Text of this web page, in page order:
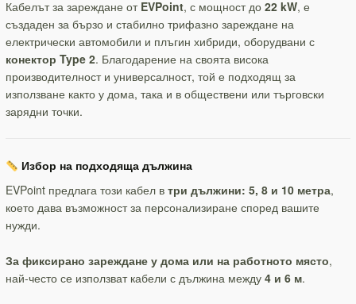
Кабелът за зареждане от EVPoint, с мощност до22 kW, е
създаден за бързо и стабилно трифазно зареждане на
електрически автомобили и плъгин хибриди, оборудвани с
конектор Type 2. Благодарение на своята висока
производителност и универсалност, той е подходящ за
използване както у дома, така и в обществени или търговски
зарядни точки.
Избор на подходяща дължина
EVPoint предлага този кабел втри дължини: 5, 8 и 10 метра,
което дава възможност за персонализиране според вашите
нужди.
За фиксирано зареждане у дома или на работното място,
най-често се използват кабели с дължина между4 и 6 м.